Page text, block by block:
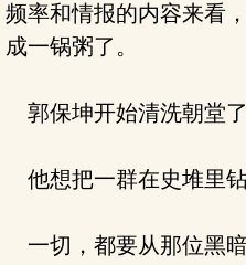
频率和情报的内容来看
成一锅粥了。
郭保坤开始清洗朝堂了
他想把一群在史堆里钻
一切，都要从那位黑